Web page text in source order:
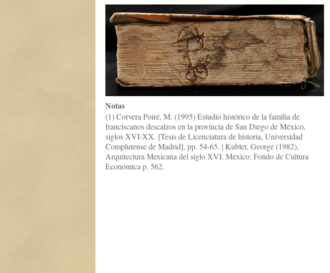
Notas
(1) Corvera Poiré, M. (1995) Estudio histórico de la familia de
franciscanos descalzos en la provincia de San Diego de México,
siglos XVI-XX. [Tesis de Licenciatura de historia, Universidad
Complutense de Madrid], pp. 54-65. | Kubler, George (1982),
Arquitectura Mexicana del siglo XVI. México: Fondo de Cultura
Económica p. 562.